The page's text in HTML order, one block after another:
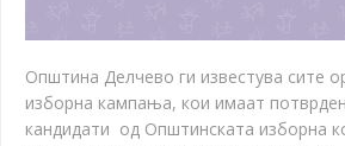
Општина Делчево ги известува сите
изборна кампања, кои имаат
кандидати од Општинската изборна